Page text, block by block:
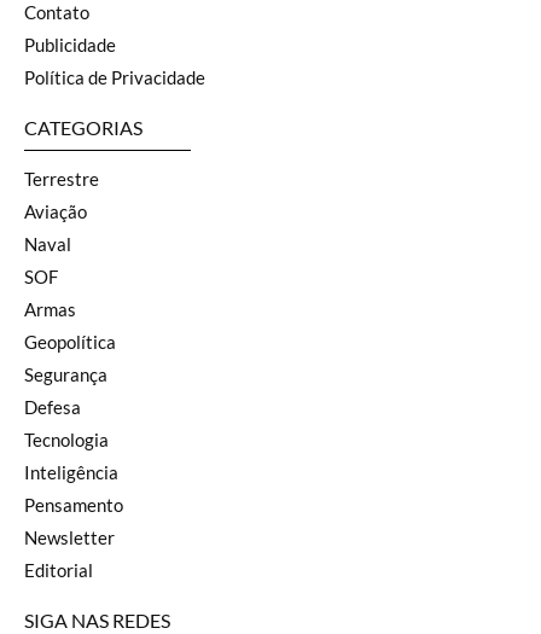
Contato
Publicidade
Política de Privacidade
CATEGORIAS
Terrestre
Aviação
Naval
SOF
Armas
Geopolítica
Segurança
Defesa
Tecnologia
Inteligência
Pensamento
Newsletter
Editorial
SIGA NAS REDES